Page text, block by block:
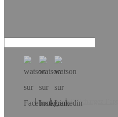
Téléchargez l’app!